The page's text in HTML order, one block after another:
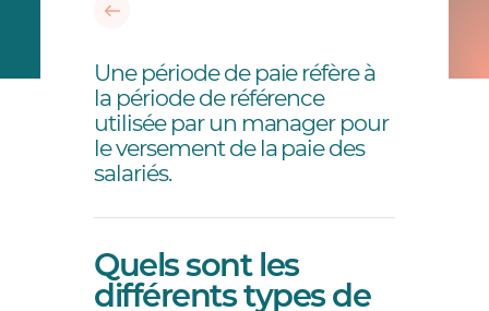
Une période de paie réfère à
la période de référence
utilisée par un manager pour
le versement de la paie des
salariés.
Quels sont les
différents types de